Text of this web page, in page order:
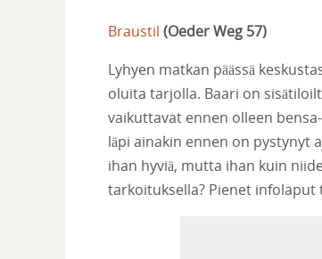
Braustil (Oeder Weg 57)
Lyhyen matkan päässä
oluita tarjolla. Baari on
vaikuttavat ennen olleen
läpi ainakin ennen on pystynyt
ihan hyviä, mutta ihan kuin
tarkoituksella? Pienet infolaput